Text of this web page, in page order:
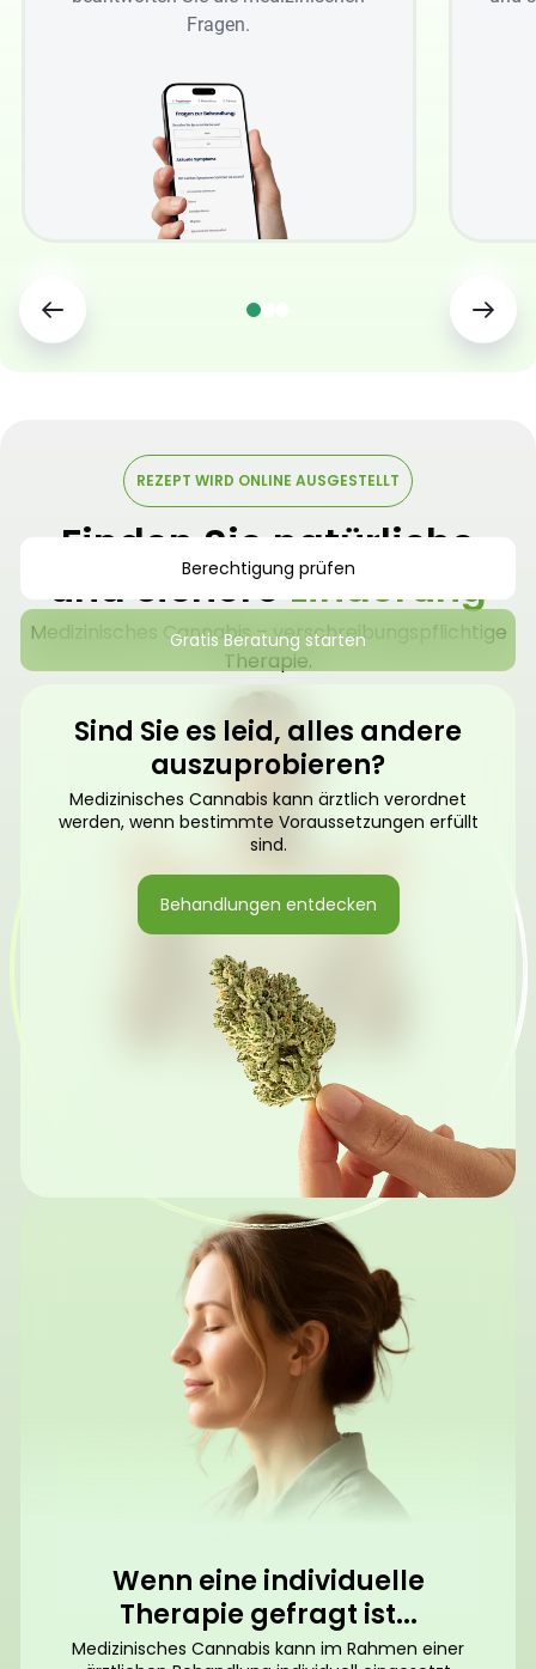
Fragen.
REZEPT WIRD ONLINE AUSGESTELLT
Finden Sie natürliche
und sichereLinderung
Medizinisches Cannabis – verschreibungspflichtige
Therapie.
Berechtigung prüfen
Gratis Beratung starten
Sind Sie es leid, alles andere
auszuprobieren?
Medizinisches Cannabis kann ärztlich verordnet
werden, wenn bestimmte Voraussetzungen erfüllt
sind.
Behandlungen entdecken
Wenn eine individuelle
Therapie gefragt ist...
Medizinisches Cannabis kann im Rahmen einer